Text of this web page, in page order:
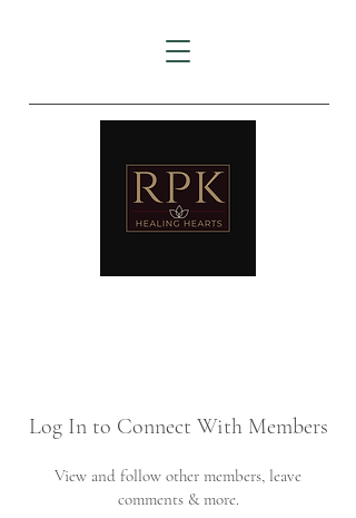
Log In to Connect With Members
View and follow other members, leave
comments & more.